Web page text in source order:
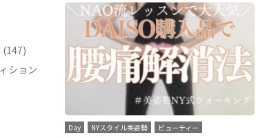
(147)
ション
Day NYスタイル美姿勢
ビューティー